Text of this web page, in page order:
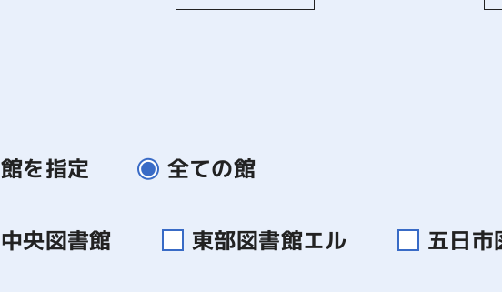
館を指定 全ての館
中央図書館 東部図書館エル 五日